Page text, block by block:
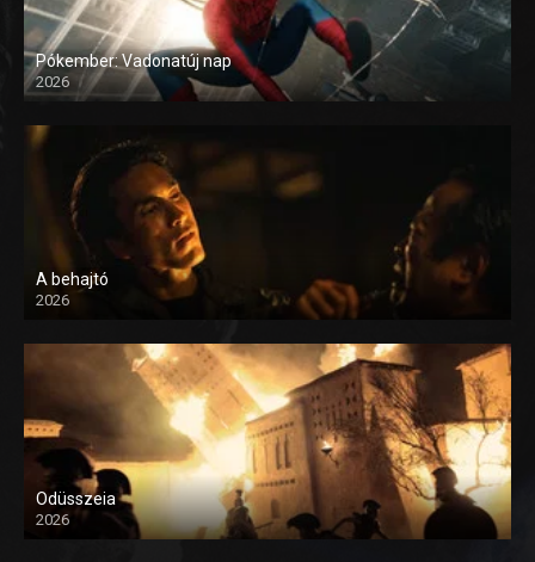
Pókember: Vadonatúj nap
2026
A behajtó
2026
Odüsszeia
2026